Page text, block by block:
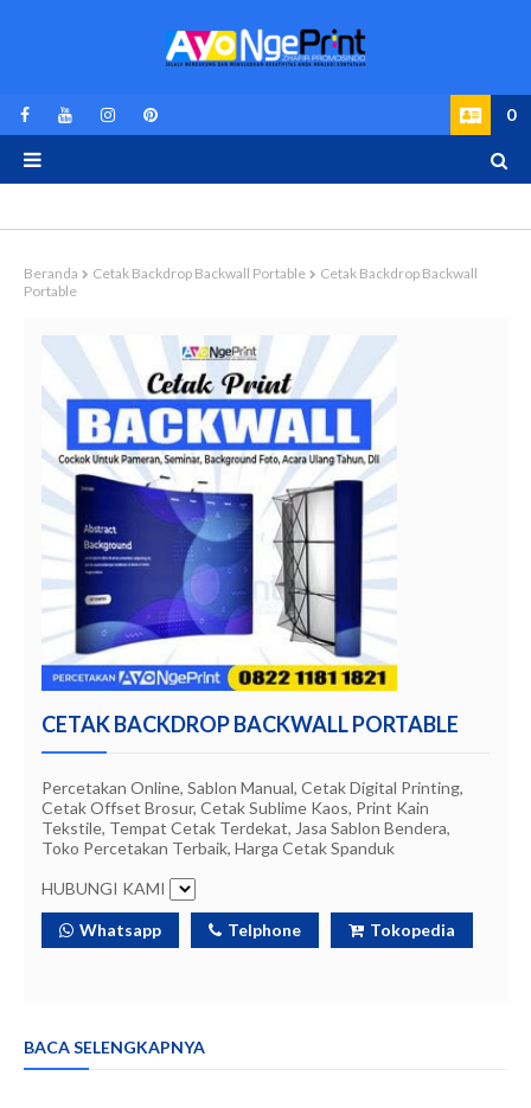
0
Beranda Cetak Backdrop Backwall Portable
Cetak Backdrop Backwall
Portable
CETAK BACKDROP BACKWALL PORTABLE
Percetakan Online, Sablon Manual, Cetak Digital Printing,
Cetak Offset Brosur, Cetak Sublime Kaos, Print Kain
Tekstile, Tempat Cetak Terdekat, Jasa Sablon Bendera,
Toko Percetakan Terbaik, Harga Cetak Spanduk
HUBUNGI KAMI
Whatsapp Telphone Tokopedia
BACA SELENGKAPNYA